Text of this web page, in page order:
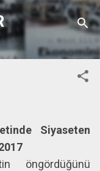
Siyaseten
öngördüğünü